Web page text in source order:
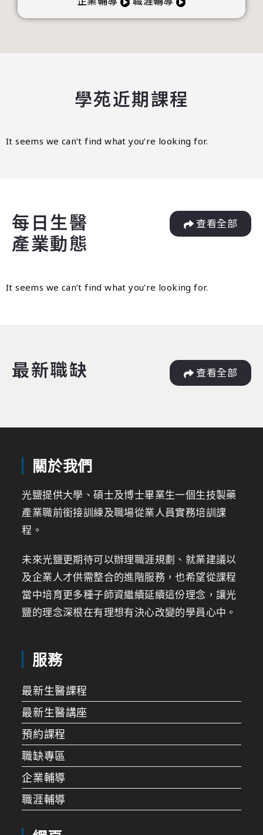
學苑近期課程
It seems we can’t find what you’re looking for.
每日生醫
產業動態
查看全部
It seems we can’t find what you’re looking for.
最新職缺 查看全部
關於我們
光鹽提供大學、碩士及博士畢業生一個生技製藥
產業職前銜接訓練及職場從業人員實務培訓課
程。
未來光鹽更期待可以辦理職涯規劃、就業建議以
及企業人才供需整合的進階服務，也希望從課程
當中培育更多種子師資繼續延續這份理念，讓光
鹽的理念深根在有理想有決心改變的學員心中。
服務
最新生醫課程
最新生醫講座
預約課程
職缺專區
企業輔導
職涯輔導